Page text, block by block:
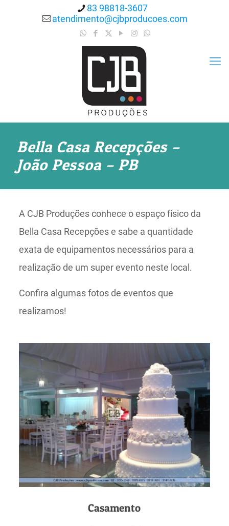
83 98818-3607
atendimento@cjbproducoes.com
Bella Casa Recepções –
João Pessoa – PB
A CJB Produções conhece o espaço físico da
Bella Casa Recepções e sabe a quantidade
exata de equipamentos necessários para a
realização de um super evento neste local.
Confira algumas fotos de eventos que
realizamos!
Casamento